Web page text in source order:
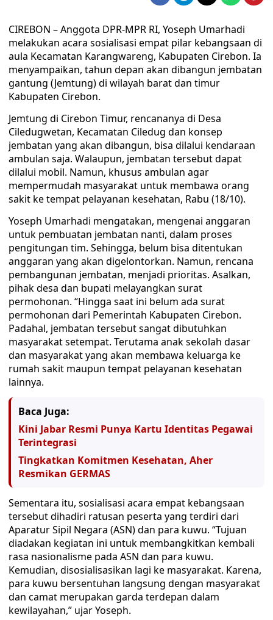
CIREBON – Anggota DPR-MPR RI, Yoseph Umarhadi
melakukan acara sosialisasi empat pilar kebangsaan di
aula Kecamatan Karangwareng, Kabupaten Cirebon. Ia
menyampaikan, tahun depan akan dibangun jembatan
gantung (Jemtung) di wilayah barat dan timur
Kabupaten Cirebon.
Jemtung di Cirebon Timur, rencananya di Desa
Ciledugwetan, Kecamatan Ciledug dan konsep
jembatan yang akan dibangun, bisa dilalui kendaraan
ambulan saja. Walaupun, jembatan tersebut dapat
dilalui mobil. Namun, khusus ambulan agar
mempermudah masyarakat untuk membawa orang
sakit ke tempat pelayanan kesehatan, Rabu (18/10).
Yoseph Umarhadi mengatakan, mengenai anggaran
untuk pembuatan jembatan nanti, dalam proses
pengitungan tim. Sehingga, belum bisa ditentukan
anggaran yang akan digelontorkan. Namun, rencana
pembangunan jembatan, menjadi prioritas. Asalkan,
pihak desa dan bupati melayangkan surat
permohonan. “Hingga saat ini belum ada surat
permohonan dari Pemerintah Kabupaten Cirebon.
Padahal, jembatan tersebut sangat dibutuhkan
masyarakat setempat. Terutama anak sekolah dasar
dan masyarakat yang akan membawa keluarga ke
rumah sakit maupun tempat pelayanan kesehatan
lainnya.
Baca Juga:
Kini Jabar Resmi Punya Kartu Identitas Pegawai
Terintegrasi
Tingkatkan Komitmen Kesehatan, Aher
Resmikan GERMAS
Sementara itu, sosialisasi acara empat kebangsaan
tersebut dihadiri ratusan peserta yang terdiri dari
Aparatur Sipil Negara (ASN) dan para kuwu. “Tujuan
diadakan kegiatan ini untuk membangkitkan kembali
rasa nasionalisme pada ASN dan para kuwu.
Kemudian, disosialisasikan lagi ke masyarakat. Karena,
para kuwu bersentuhan langsung dengan masyarakat
dan camat merupakan garda terdepan dalam
kewilayahan,” ujar Yoseph.